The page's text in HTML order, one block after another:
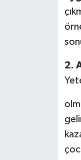
2.